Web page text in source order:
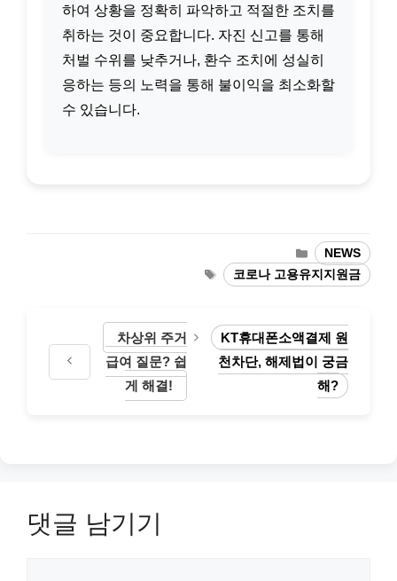
하여 상황을 정확히 파악하고 적절한 조치를
취하는 것이 중요합니다. 자진 신고를 통해
처벌 수위를 낮추거나, 환수 조치에 성실히
응하는 등의 노력을 통해 불이익을 최소화할
수 있습니다.
카
테
고
NEWS
태
그
코로나 고용유지지원금
차상위 주거
급여 질문? 쉽
게 해결!
KT휴대폰소액결제 원
천차단, 해제법이 궁금
해?
댓글 남기기